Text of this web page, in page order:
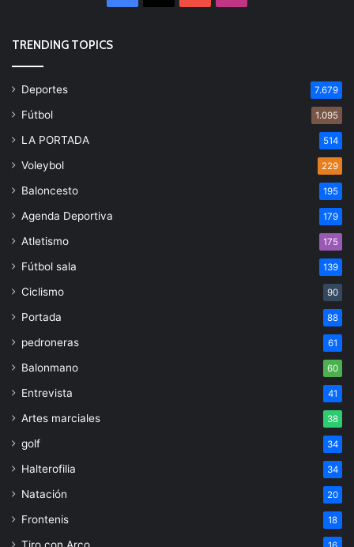
TRENDING TOPICS
Deportes 7.679
Fútbol 1.095
LA PORTADA 514
Voleybol 229
Baloncesto 195
Agenda Deportiva 179
Atletismo 175
Fútbol sala 139
Ciclismo 90
Portada 88
pedroneras 61
Balonmano 60
Entrevista 41
Artes marciales 38
golf 34
Halterofilia 34
Natación 20
Frontenis 18